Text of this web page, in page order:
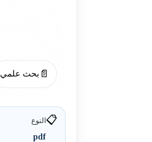
📄 بحث علمي
📋النوع
pdf